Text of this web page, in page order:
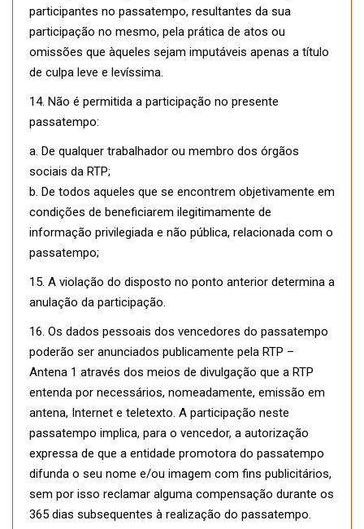
participantes no passatempo, resultantes da sua
participação no mesmo, pela prática de atos ou
omissões que àqueles sejam imputáveis apenas a título
de culpa leve e levíssima.
14. Não é permitida a participação no presente
passatempo:
a. De qualquer trabalhador ou membro dos órgãos
sociais da RTP;
b. De todos aqueles que se encontrem objetivamente em
condições de beneficiarem ilegitimamente de
informação privilegiada e não pública, relacionada com o
passatempo;
15. A violação do disposto no ponto anterior determina a
anulação da participação.
16. Os dados pessoais dos vencedores do passatempo
poderão ser anunciados publicamente pela RTP –
Antena 1 através dos meios de divulgação que a RTP
entenda por necessários, nomeadamente, emissão em
antena, Internet e teletexto. A participação neste
passatempo implica, para o vencedor, a autorização
expressa de que a entidade promotora do passatempo
difunda o seu nome e/ou imagem com fins publicitários,
sem por isso reclamar alguma compensação durante os
365 dias subsequentes à realização do passatempo.